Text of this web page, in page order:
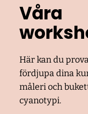
Våra
Här kan du
fördjupa dina
måleri och
cyanotypi.